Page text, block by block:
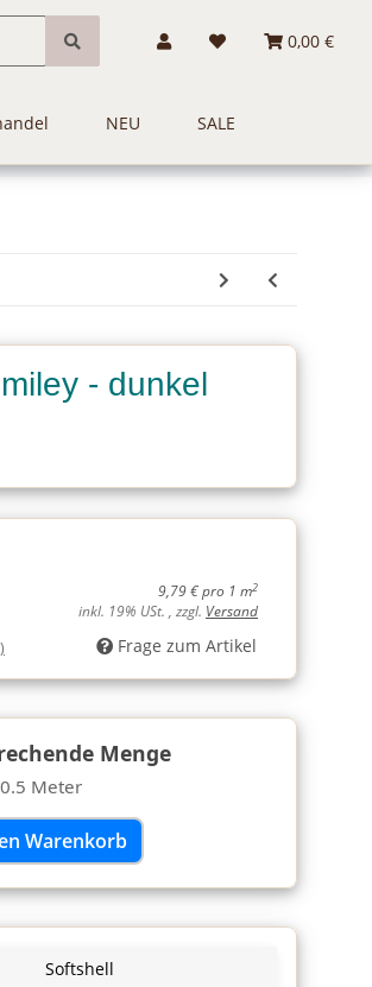
0,00 €
NEU SALE
- dunkel
9,79 € pro 1 m2
inkl. 19% USt. , zzgl. Versand
Frage zum Artikel
Menge
Meter
Warenkorb
Softshell